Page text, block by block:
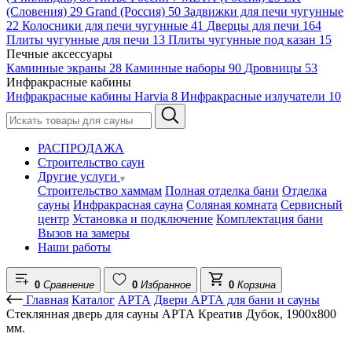
(Словения) 29 Grand (Россия) 50 Задвижки для печи чугунные
22 Колосники для печи чугунные 41 Дверцы для печи 164
Плиты чугунные для печи 13 Плиты чугунные под казан 15
Печные аксессуары
Каминные экраны 28 Каминные наборы 90 Дровницы 53
Инфракрасные кабины
Инфракрасные кабины Harvia 8 Инфракрасные излучатели 10
РАСПРОДАЖА
Строительство саун
Другие услуги
Строительство хаммам Полная отделка бани Отделка
сауны Инфракрасная сауна Соляная комната Сервисный
центр Установка и подключение Комплектация бани
Вызов на замеры
Наши работы
0 Сравнение 0 Избранное 0 Корзина
Главная Каталог АРТА Двери АРТА для бани и сауны
Стеклянная дверь для сауны АРТА Креатив Дубок, 1900х800
мм.